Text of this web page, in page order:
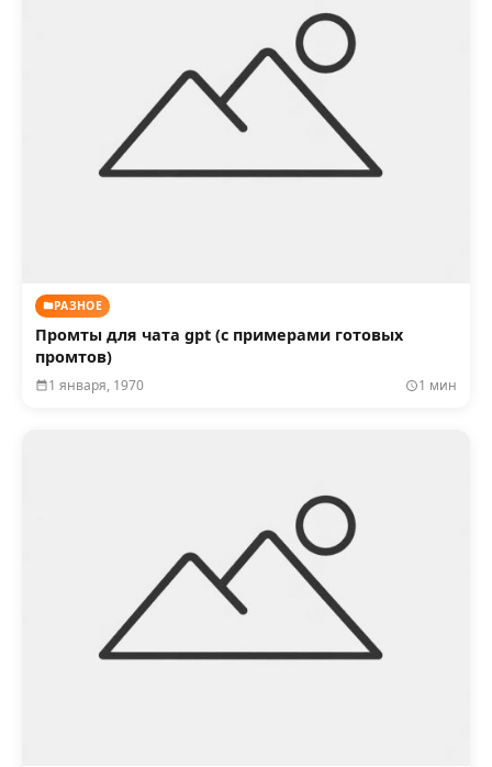
РАЗНОЕ
Промты для чата gpt (с примерами готовых
промтов)
1 января, 1970 1 мин